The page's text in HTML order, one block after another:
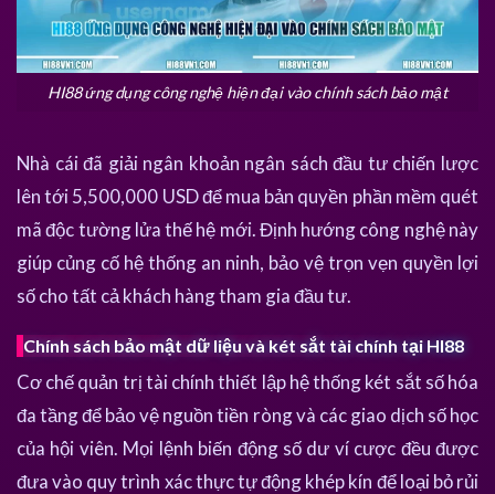
HI88 ứng dụng công nghệ hiện đại vào chính sách bảo mật
Nhà cái đã giải ngân khoản ngân sách đầu tư chiến lược
lên tới 5,500,000 USD để mua bản quyền phần mềm quét
mã độc tường lửa thế hệ mới. Định hướng công nghệ này
giúp củng cố hệ thống an ninh, bảo vệ trọn vẹn quyền lợi
số cho tất cả khách hàng tham gia đầu tư.
Chính sách bảo mật dữ liệu và két sắt tài chính tại HI88
Cơ chế quản trị tài chính thiết lập hệ thống két sắt số hóa
đa tầng để bảo vệ nguồn tiền ròng và các giao dịch số học
của hội viên. Mọi lệnh biến động số dư ví cược đều được
đưa vào quy trình xác thực tự động khép kín để loại bỏ rủi